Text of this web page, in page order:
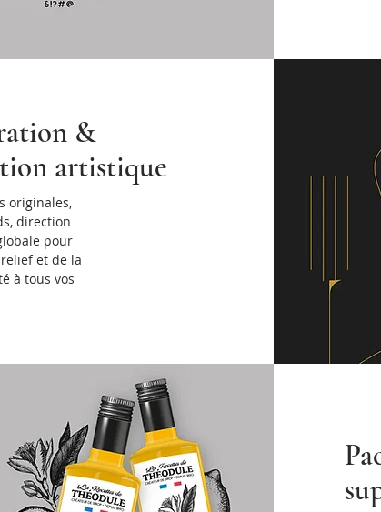
&
artistique
originales,
direction
pour
et de la
à tous vos